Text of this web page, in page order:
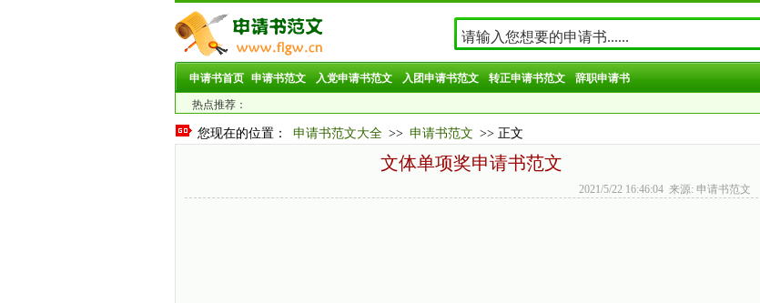
申请书首页 申请书范文 入党申请书范文 入团申请书范文 转正申请书范文 辞职申请书
热点推荐：
您现在的位置： 申请书范文大全 >> 申请书范文 >> 正文
文体单项奖申请书范文
2021/5/22 16:46:04 来源: 申请书范文